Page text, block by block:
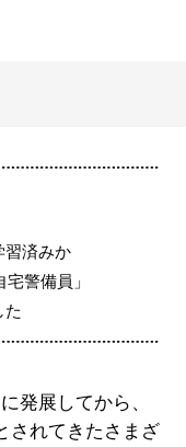
習済みか
警備員」
た
発展してから、
されてきたさまざ